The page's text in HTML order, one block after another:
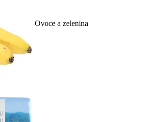
Ovoce a zelenina